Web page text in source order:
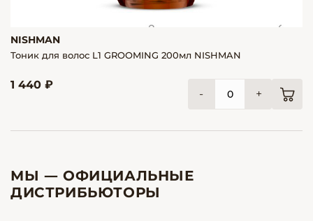
NISHMAN
Тоник для волос L1 GROOMING 200мл NISHMAN
1 440 ₽
- +
МЫ — ОФИЦИАЛЬНЫЕ
ДИСТРИБЬЮТОРЫ